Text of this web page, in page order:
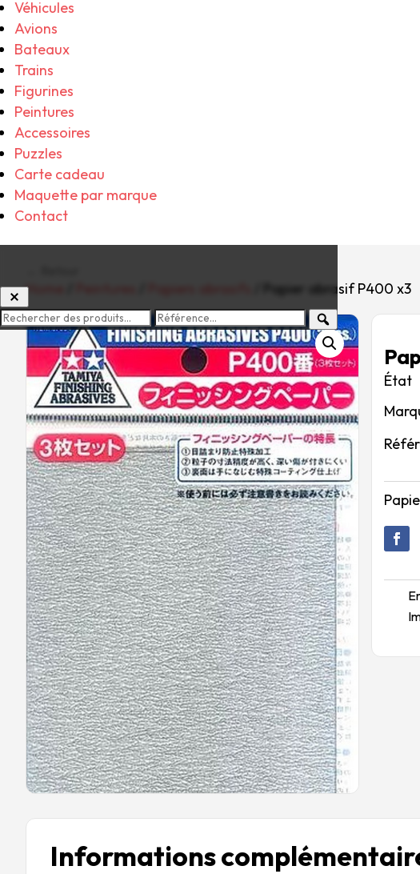
Véhicules
Avions
Bateaux
Trains
Figurines
Peintures
Accessoires
Puzzles
Carte cadeau
Maquette par marque
Contact
Home / Papier abrasif P400 x3
Informations